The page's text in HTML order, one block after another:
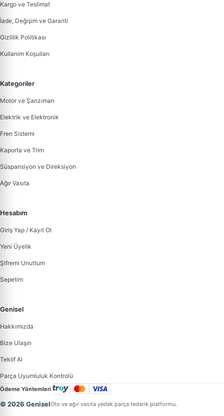
Kargo ve Teslimat
İade, Değişim ve Garanti
Gizlilik Politikası
Kullanım Koşulları
Kategoriler
Motor ve Şanzıman
Elektrik ve Elektronik
Fren Sistemi
Kaporta ve Trim
Süspansiyon ve Direksiyon
Ağır Vasıta
Hesabım
Giriş Yap / Kayıt Ol
Yeni Üyelik
Şifremi Unuttum
Sepetim
Genisel
Hakkımızda
Bize Ulaşın
Teklif Al
Parça Uyumluluk Kontrolü
Ödeme Yöntemleri
© 2026 GeniselOto ve ağır vasıta yedek parça tedarik platformu.